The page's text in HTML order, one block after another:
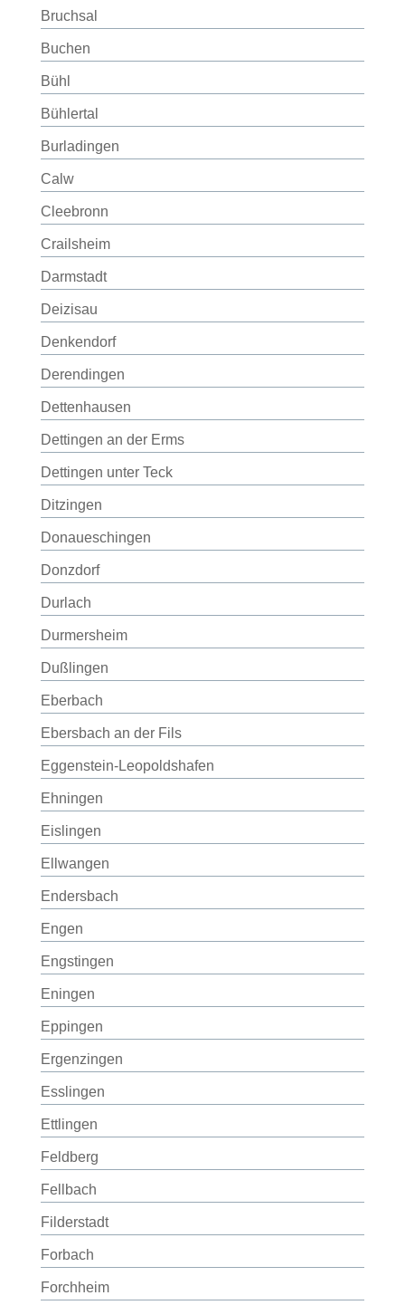
Bruchsal
Buchen
Bühl
Bühlertal
Burladingen
Calw
Cleebronn
Crailsheim
Darmstadt
Deizisau
Denkendorf
Derendingen
Dettenhausen
Dettingen an der Erms
Dettingen unter Teck
Ditzingen
Donaueschingen
Donzdorf
Durlach
Durmersheim
Dußlingen
Eberbach
Ebersbach an der Fils
Eggenstein-Leopoldshafen
Ehningen
Eislingen
Ellwangen
Endersbach
Engen
Engstingen
Eningen
Eppingen
Ergenzingen
Esslingen
Ettlingen
Feldberg
Fellbach
Filderstadt
Forbach
Forchheim